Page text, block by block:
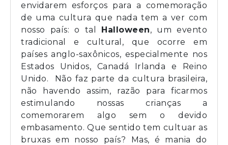
envidarem esforços para a comemoração
de uma cultura que nada tem a ver com
nosso país: o tal Halloween, um evento
tradicional e cultural, que ocorre em
países anglo-saxônicos, especialmente nos
Estados Unidos, Canadá Irlanda e Reino
Unido. Não faz parte da cultura brasileira,
não havendo assim, razão para ficarmos
estimulando nossas crianças a
comemorarem algo sem o devido
embasamento. Que sentido tem cultuar as
bruxas em nosso país? Mas, é mania do